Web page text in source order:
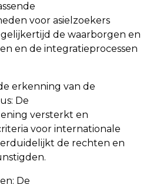
voor asielzoekers
de waarborgen en
en de integratieprocessen
erkenning van de
De
versterkt en
voor internationale
de rechten en
De